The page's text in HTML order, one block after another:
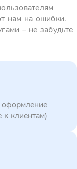
нам на ошибки.
– не забудьте
оформление
к клиентам)